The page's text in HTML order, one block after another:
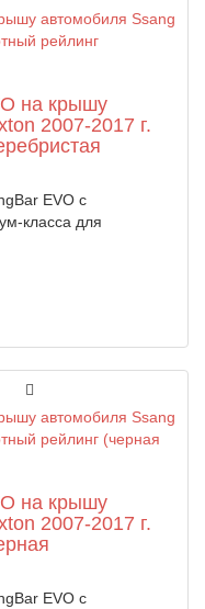
на крышу
2007-2017 г.
EVO с
класса для
на крышу
2007-2017 г.
EVO с